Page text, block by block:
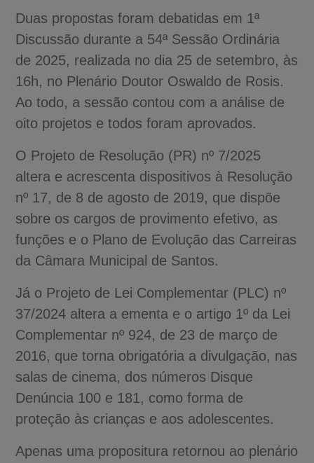
Duas propostas foram debatidas em 1ª
Discussão durante a 54ª Sessão Ordinária
de 2025, realizada no dia 25 de setembro, às
16h, no Plenário Doutor Oswaldo de Rosis.
Ao todo, a sessão contou com a análise de
oito projetos e todos foram aprovados.
O Projeto de Resolução (PR) nº 7/2025
altera e acrescenta dispositivos à Resolução
nº 17, de 8 de agosto de 2019, que dispõe
sobre os cargos de provimento efetivo, as
funções e o Plano de Evolução das Carreiras
da Câmara Municipal de Santos.
Já o Projeto de Lei Complementar (PLC) nº
37/2024 altera a ementa e o artigo 1º da Lei
Complementar nº 924, de 23 de março de
2016, que torna obrigatória a divulgação, nas
salas de cinema, dos números Disque
Denúncia 100 e 181, como forma de
proteção às crianças e aos adolescentes.
Apenas uma propositura retornou ao plenário